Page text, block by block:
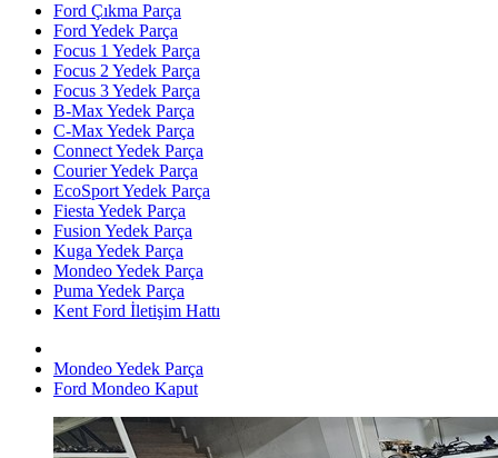
Ford Çıkma Parça
Ford Yedek Parça
Focus 1 Yedek Parça
Focus 2 Yedek Parça
Focus 3 Yedek Parça
B-Max Yedek Parça
C-Max Yedek Parça
Connect Yedek Parça
Courier Yedek Parça
EcoSport Yedek Parça
Fiesta Yedek Parça
Fusion Yedek Parça
Kuga Yedek Parça
Mondeo Yedek Parça
Puma Yedek Parça
Kent Ford İletişim Hattı
Mondeo Yedek Parça
Ford Mondeo Kaput